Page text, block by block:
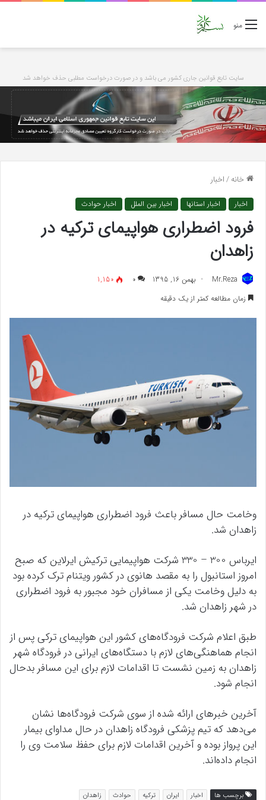
منو
سایت تابع قوانین جاری کشور می باشد و در صورت درخواست مطلبی حذف خواهد شد
خانه/اخبار
اخبار اخبار استانها اخبار بین الملل اخبار حوادث
فرود اضطراری هواپیمای ترکیه در
زاهدان
Mr.Reza بهمن 16, 1395 ۰
1,150
زمان مطالعه کمتر از یک دقیقه
وخامت حال مسافر باعث فرود اضطراری هواپیمای ترکیه در
زاهدان شد.
ایرباس 300 – 330 شرکت هواپیمایی ترکیش ایرلاین که صبح
امروز استانبول را به مقصد هانوی در کشور ویتنام ترک کرده بود
به دلیل وخامت یکی از مسافران خود مجبور به فرود اضطراری
در شهر زاهدان شد.
طبق اعلام شرکت فرودگاه‌های کشور این هواپیمای ترکی پس از
انجام هماهنگی‌های لازم با دستگاه‌های ایرانی در فرودگاه شهر
زاهدان به زمین نشست تا اقدامات لازم برای این مسافر بدحال
انجام شود.
آخرین خبرهای ارائه شده از سوی شرکت فرودگاه‌ها نشان
می‌دهد که تیم پزشکی فرودگاه زاهدان در حال مداوای بیمار
این پرواز بوده و آخرین اقدامات لازم برای حفظ سلامت وی را
انجام داده‌اند.
برچسب ها اخبار ایران ترکیه حوادث زاهدان